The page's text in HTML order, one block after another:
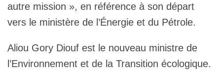
autre mission », en référence à son départ
vers le ministère de l’Énergie et du Pétrole.
Aliou Gory Diouf est le nouveau ministre de
l’Environnement et de la Transition écologique.